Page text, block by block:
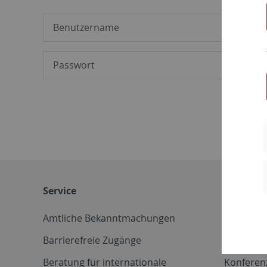
Service
Amtliche Bekanntmachungen
Barrierefreie Zugänge
Beratung für internationale